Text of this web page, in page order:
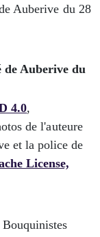
Auberive du
4.0,
de l'auteure
et la police de
License,